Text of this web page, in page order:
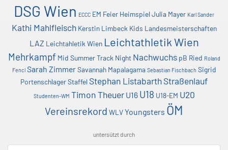
DSG Wien ECCC EM Feier Heimspiel Julia Mayer Karl Sander
Kathi Mahlfleisch Kerstin Limbeck Kids Landesmeisterschaften
LAZ Leichtahletik Wien Leichtathletik Wien
Mehrkampf Mid Summer Track Night Nachwuchs pB Ried Roland
Fencl Sarah Zimmer Savannah Mapalagama Sebastian Fischbach Sigrid
PortenschlagerStaffel Stephan ListabarthStraßenlauf
Studenten-WM Timon Theuer U16 U18 U18-EM U20
Vereinsrekord WLVYoungsters ÖM
untersützt durch